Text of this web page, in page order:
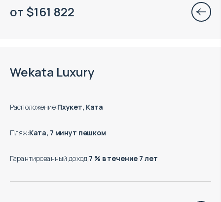
от $161 822
Wekata Luxury
Расположение:Пхукет, Ката
Пляж:Ката, 7 минут пешком
Гарантированный доход:7 % в течение 7 лет